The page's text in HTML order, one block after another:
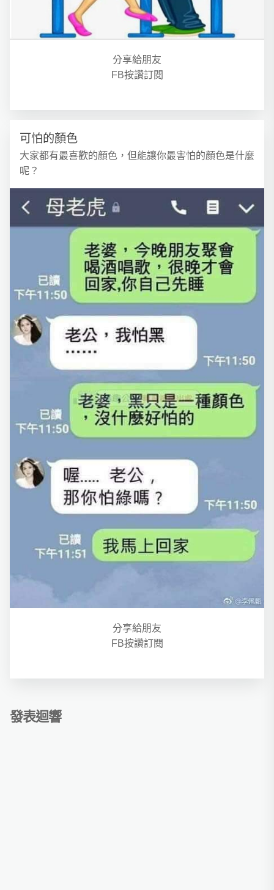
分享給朋友
FB按讚訂閱
可怕的顏色
大家都有最喜歡的顏色，但能讓你最害怕的顏色是什麼
呢？
分享給朋友
FB按讚訂閱
發表迴響